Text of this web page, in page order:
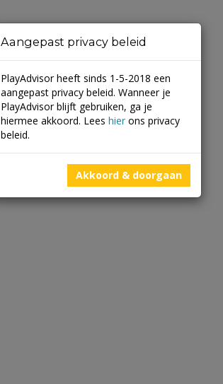
Aangepast privacy beleid
PlayAdvisor heeft sinds 1-5-2018 een
aangepast privacy beleid. Wanneer je
PlayAdvisor blijft gebruiken, ga je
hiermee akkoord. Lees hier ons privacy
beleid.
Akkoord & doorgaan